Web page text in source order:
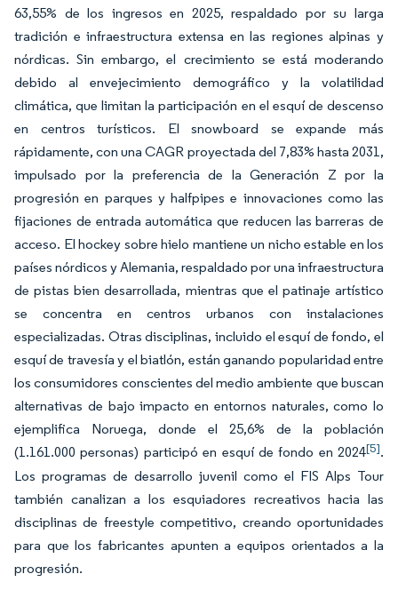
63,55% de los ingresos en 2025, respaldado por su larga
tradición e infraestructura extensa en las regiones alpinas y
nórdicas. Sin embargo, el crecimiento se está moderando
debido al envejecimiento demográfico y la volatilidad
climática, que limitan la participación en el esquí de descenso
en centros turísticos. El snowboard se expande más
rápidamente, con una CAGR proyectada del 7,83% hasta 2031,
impulsado por la preferencia de la Generación Z por la
progresión en parques y halfpipes e innovaciones como las
fijaciones de entrada automática que reducen las barreras de
acceso. El hockey sobre hielo mantiene un nicho estable en los
países nórdicos y Alemania, respaldado por una infraestructura
de pistas bien desarrollada, mientras que el patinaje artístico
se concentra en centros urbanos con instalaciones
especializadas. Otras disciplinas, incluido el esquí de fondo, el
esquí de travesía y el biatlón, están ganando popularidad entre
los consumidores conscientes del medio ambiente que buscan
alternativas de bajo impacto en entornos naturales, como lo
ejemplifica Noruega, donde el 25,6% de la población
(1.161.000 personas) participó en esquí de fondo en 2024[5].
Los programas de desarrollo juvenil como el FIS Alps Tour
también canalizan a los esquiadores recreativos hacia las
disciplinas de freestyle competitivo, creando oportunidades
para que los fabricantes apunten a equipos orientados a la
progresión.